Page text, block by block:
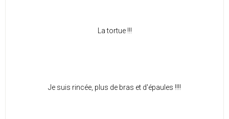
La tortue !!!
Je suis rincée, plus de bras et d'épaules !!!!